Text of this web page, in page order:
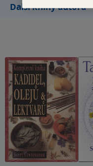
Další knihy autora